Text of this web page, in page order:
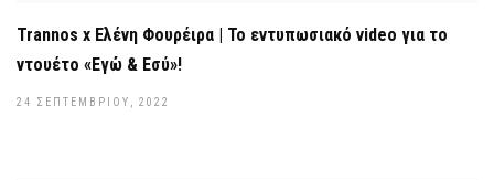
Trannos x Ελένη Φουρέιρα | Το εντυπωσιακό video για το
ντουέτο «Εγώ & Εσύ»!
24 ΣΕΠΤΕΜΒΡΊΟΥ, 2022